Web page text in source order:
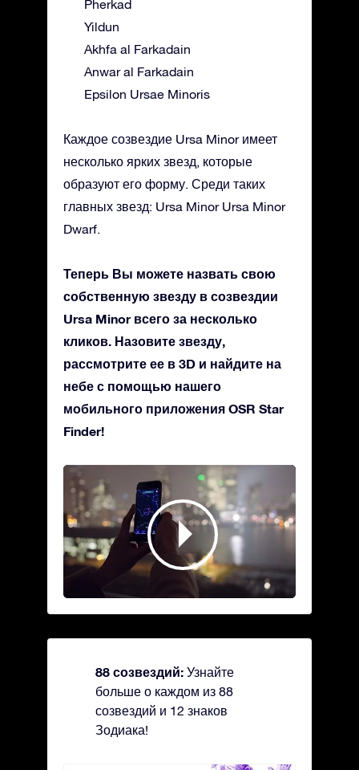
Pherkad
Yildun
Akhfa al Farkadain
Anwar al Farkadain
Epsilon Ursae Minoris
Каждое созвездие Ursa Minor имеет
несколько ярких звезд, которые
образуют его форму. Среди таких
главных звезд: Ursa Minor Ursa Minor
Dwarf.
Теперь Вы можете назвать свою
собственную звезду в созвездии
Ursa Minor всего за несколько
кликов. Назовите звезду,
рассмотрите ее в 3D и найдите на
небе с помощью нашего
мобильного приложения OSR Star
Finder!
88 созвездий: Узнайте
больше о каждом из 88
созвездий и 12 знаков
Зодиака!